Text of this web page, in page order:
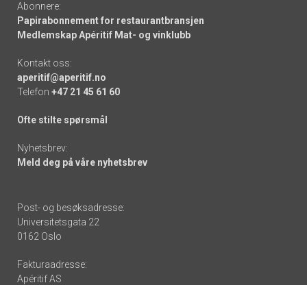
Abonnere:
Papirabonnement for restaurantbransjen
Medlemskap Apéritif Mat- og vinklubb
Kontakt oss:
aperitif@aperitif.no
Telefon +47 21 45 61 60
Ofte stilte spørsmål
Nyhetsbrev:
Meld deg på våre nyhetsbrev
Post- og besøksadresse:
Universitetsgata 22
0162 Oslo
Fakturaadresse:
Apéritif AS